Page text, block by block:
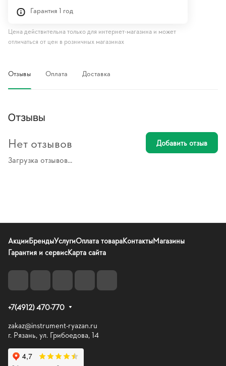
Гарантия 1 год
Цена действительна только для интернет-магазина и может
отличаться от цен в розничных магазинах
Отзывы Оплата Доставка
Отзывы
Загрузка отзывов...
Нет отзывов Добавить отзыв
АкцииБрендыУслугиОплата товараКонтактыМагазины
Гарантия и сервисКарта сайта
+7(4912) 470-770
zakaz@instrument-ryazan.ru
г. Рязань, ул. Грибоедова, 14